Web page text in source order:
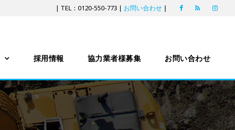
| TEL：0120-550-773 | お問い合わせ |
採用情報 協力業者様募集 お問い合わせ